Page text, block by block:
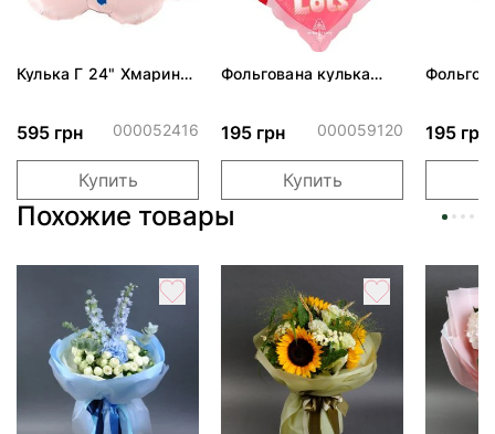
Кулька Г 24" Хмаринка
595 грн 000052416
Купить
Фольгована кулька
195 грн 000059120
Купить
195 грн
Похожие товары